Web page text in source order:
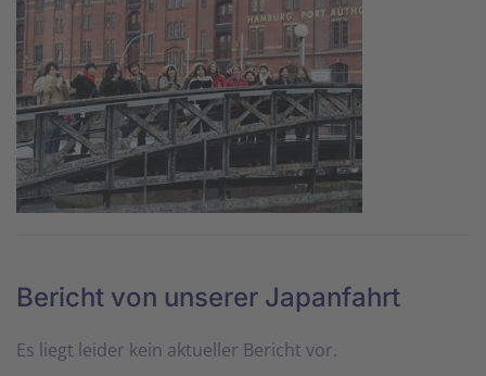
Bericht von unserer Japanfahrt
Es liegt leider kein aktueller Bericht vor.